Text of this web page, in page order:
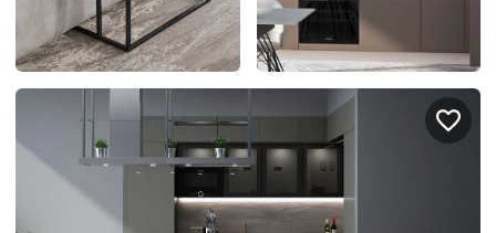
Рассрочка онлайн
Салоны продаж
О компании
Москва и МО
Казань